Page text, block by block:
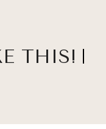
THIS!